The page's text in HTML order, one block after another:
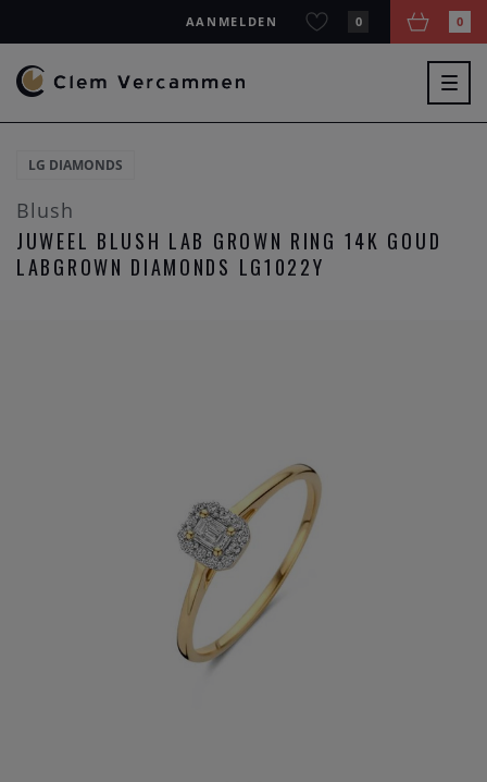
AANMELDEN 0 0
LG DIAMONDS
Blush
JUWEEL BLUSH LAB GROWN RING 14K GOUD
LABGROWN DIAMONDS LG1022Y